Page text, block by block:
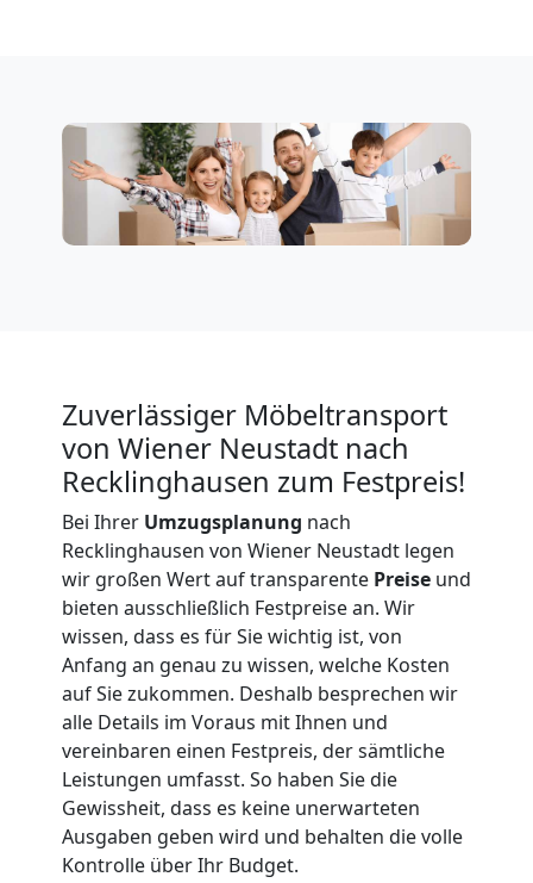
Zuverlässiger Möbeltransport
von Wiener Neustadt nach
Recklinghausen zum Festpreis!
Bei Ihrer Umzugsplanung nach
Recklinghausen von Wiener Neustadt legen
wir großen Wert auf transparente Preise und
bieten ausschließlich Festpreise an. Wir
wissen, dass es für Sie wichtig ist, von
Anfang an genau zu wissen, welche Kosten
auf Sie zukommen. Deshalb besprechen wir
alle Details im Voraus mit Ihnen und
vereinbaren einen Festpreis, der sämtliche
Leistungen umfasst. So haben Sie die
Gewissheit, dass es keine unerwarteten
Ausgaben geben wird und behalten die volle
Kontrolle über Ihr Budget.
Wiener
Neustadt
Wiener
Neustadt
Umzug
für
Senioren
Wiener